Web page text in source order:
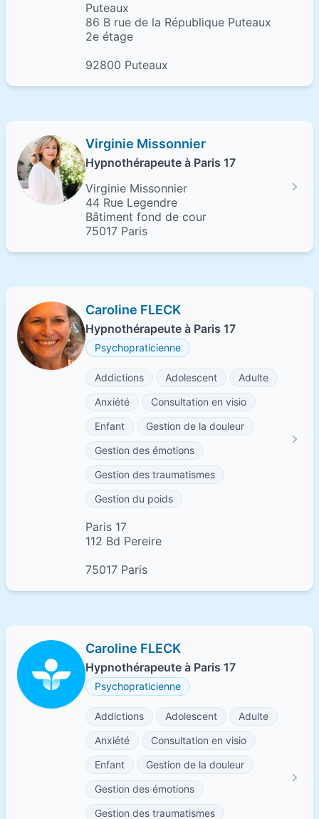
Puteaux
86 B rue de la République Puteaux
2e étage
92800 Puteaux
Virginie Missonnier
Hypnothérapeute à Paris 17
Virginie Missonnier
44 Rue Legendre
Bâtiment fond de cour
75017 Paris
Caroline FLECK
Hypnothérapeute à Paris 17
Psychopraticienne
Addictions Adolescent
Adulte
Anxiété
Consultation en visio
Enfant
Gestion de la douleur
Gestion des émotions
Gestion des traumatismes
Gestion du poids
Paris 17
112 Bd Pereire
75017 Paris
Caroline FLECK
Hypnothérapeute à Paris 17
Psychopraticienne
Addictions Adolescent
Adulte
Anxiété
Consultation en visio
Enfant
Gestion de la douleur
Gestion des émotions
Gestion des traumatismes